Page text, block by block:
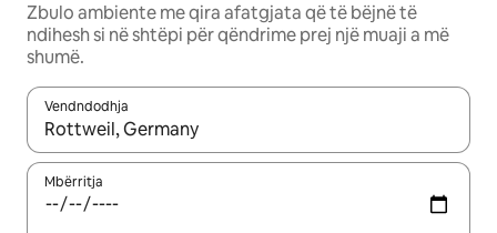
Zbulo ambiente me qira afatgjata që të bëjnë të
ndihesh si në shtëpi për qëndrime prej një muaji a më
shumë.
Vendndodhja
Kur rezultatet të jenë të disponueshme, lëviz me butonat e
Mbërritja